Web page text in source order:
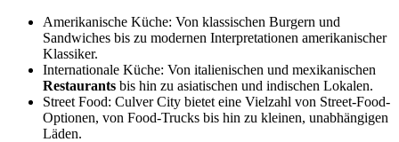
Amerikanische Küche: Von klassischen Burgern und
Sandwiches bis zu modernen Interpretationen amerikanischer
Klassiker.
Internationale Küche: Von italienischen und mexikanischen
Restaurants bis hin zu asiatischen und indischen Lokalen.
Street Food: Culver City bietet eine Vielzahl von Street-Food-
Optionen, von Food-Trucks bis hin zu kleinen, unabhängigen
Läden.